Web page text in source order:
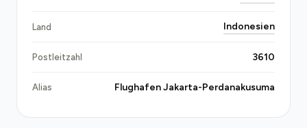
Transportlizenzen und versichern zuverlässigen,
Bussen bietet Transfeero erhebliche Vorteile: Kein
Land Indonesien
Postleitzahl 3610
Alias Flughafen Jakarta-Perdanakusuma